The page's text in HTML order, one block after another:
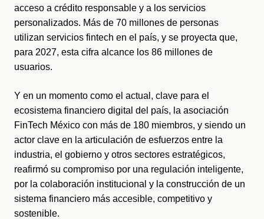
acceso a crédito responsable y a los servicios
personalizados. Más de 70 millones de personas
utilizan servicios fintech en el país, y se proyecta que,
para 2027, esta cifra alcance los 86 millones de
usuarios.
Y en un momento como el actual, clave para el
ecosistema financiero digital del país, la asociación
FinTech México con más de 180 miembros, y siendo un
actor clave en la articulación de esfuerzos entre la
industria, el gobierno y otros sectores estratégicos,
reafirmó su compromiso por una regulación inteligente,
por la colaboración institucional y la construcción de un
sistema financiero más accesible, competitivo y
sostenible.